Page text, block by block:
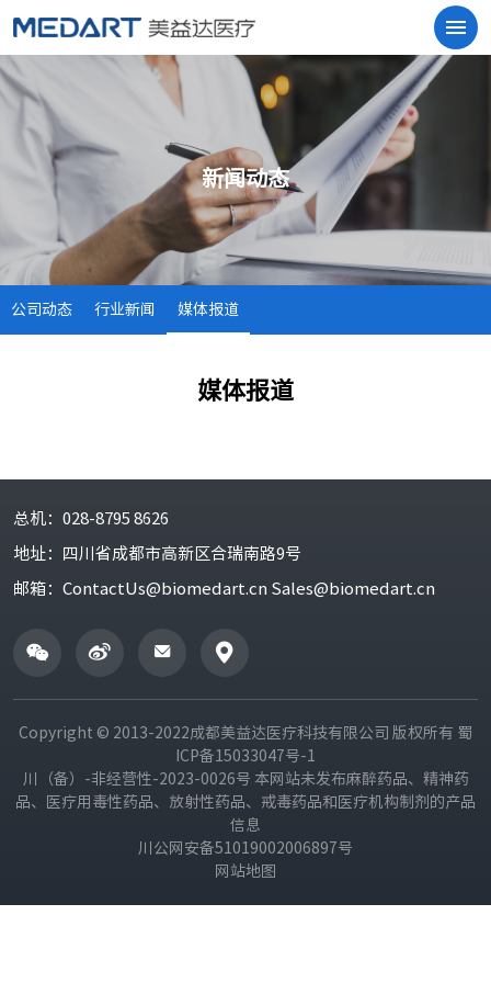
新闻动态
公司动态 行业新闻 媒体报道
媒体报道
总机： 028-8795 8626
地址： 四川省成都市高新区合瑞南路9号
邮箱： ContactUs@biomedart.cn Sales@biomedart.cn
Copyright © 2013-2022成都美益达医疗科技有限公司 版权所有 蜀
ICP备15033047号-1
川（备）-非经营性-2023-0026号 本网站未发布麻醉药品、精神药
品、医疗用毒性药品、放射性药品、戒毒药品和医疗机构制剂的产品
信息
川公网安备51019002006897号
网站地图